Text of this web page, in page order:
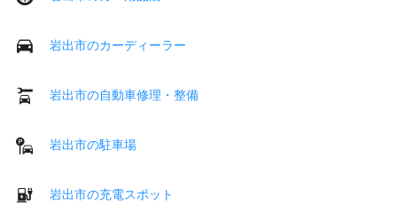
岩出市のカーディーラー
岩出市の自動車修理・整備
岩出市の駐車場
岩出市の充電スポット